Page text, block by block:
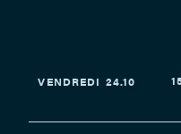
VENDREDI 24.10